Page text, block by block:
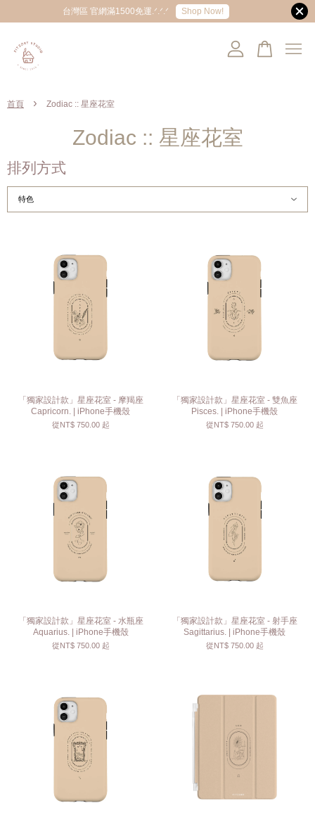
台灣區 官網滿1500免運.ᐟ.ᐟ.ᐟ Shop Now!
首頁 › Zodiac :: 星座花室
Zodiac :: 星座花室
排列方式
「獨家設計款」星座花室 - 摩羯座
Capricorn. | iPhone手機殼
從NT$ 750.00 起
「獨家設計款」星座花室 - 雙魚座
Pisces. | iPhone手機殼
從NT$ 750.00 起
「獨家設計款」星座花室 - 水瓶座
Aquarius. | iPhone手機殼
從NT$ 750.00 起
「獨家設計款」星座花室 - 射手座
Sagittarius. | iPhone手機殼
從NT$ 750.00 起
您的購物車目前還是空的。